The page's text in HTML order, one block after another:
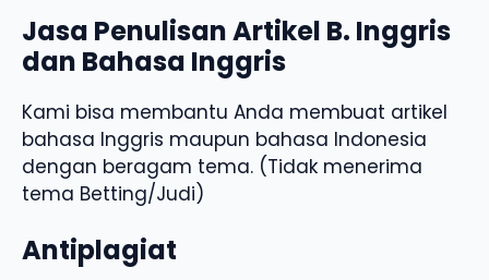
Jasa Penulisan Artikel B. Inggris
dan Bahasa Inggris
Kami bisa membantu Anda membuat artikel
bahasa Inggris maupun bahasa Indonesia
dengan beragam tema. (Tidak menerima
tema Betting/Judi)
Antiplagiat